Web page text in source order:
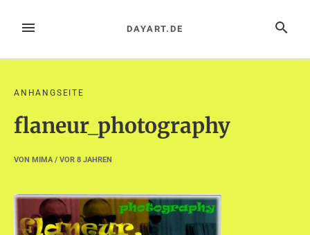
InhaltMENÜ SUCHE
DAYART.DE
ANHANGSEITE
flaneur_photography
VON MIMA/ VOR 8 JAHREN